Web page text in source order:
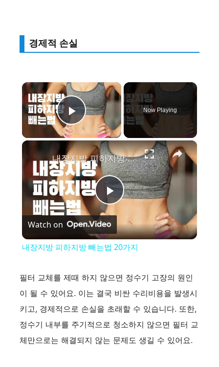
경제적 손실
×
Play Video
Now Playing
×
P
l
y
V
내장지방 피하지방 빼는법 20가지
Watch on
내장지방 피하지방 빼는법 20가지
필터 교체를 제때 하지 않으면 정수기 고장의 원인
이 될 수 있어요. 이는 결국 비싼 수리비용을 발생시
키고, 경제적으로 손실을 초래할 수 있습니다. 또한,
정수기 내부를 주기적으로 청소하지 않으면 필터 교
체만으로는 해결되지 않는 문제도 생길 수 있어요.